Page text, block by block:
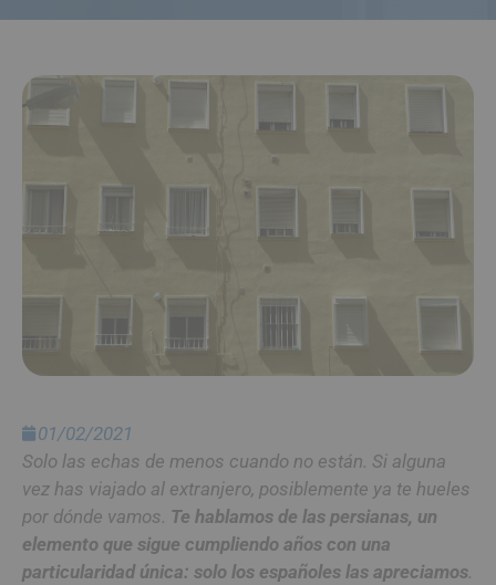
01/02/2021
Solo las echas de menos cuando no están. Si alguna
vez has viajado al extranjero, posiblemente ya te hueles
por dónde vamos. Te hablamos de las persianas, un
elemento que sigue cumpliendo años con una
particularidad única: solo los españoles las apreciamos.